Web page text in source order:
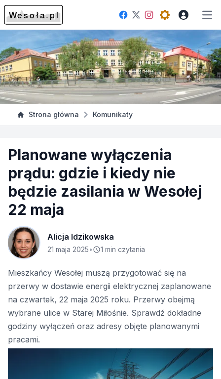
Facebook
TwitterInstagram
Open theme
Strona główna Komunikaty
Planowane wyłączenia
prądu: gdzie i kiedy nie
będzie zasilania w Wesołej
22 maja
Alicja Idzikowska
21 maja 2025• 1 min czytania
Mieszkańcy Wesołej muszą przygotować się na
przerwy w dostawie energii elektrycznej zaplanowane
na czwartek, 22 maja 2025 roku. Przerwy obejmą
wybrane ulice w Starej Miłośnie. Sprawdź dokładne
godziny wyłączeń oraz adresy objęte planowanymi
pracami.